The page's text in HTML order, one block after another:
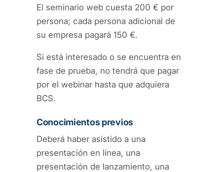
El seminario web cuesta 200 € por
persona; cada persona adicional de
su empresa pagará 150 €.
Si está interesado o se encuentra en
fase de prueba, no tendrá que pagar
por el webinar hasta que adquiera
BCS.
Conocimientos previos
Deberá haber asistido a una
presentación en línea, una
presentación de lanzamiento, una